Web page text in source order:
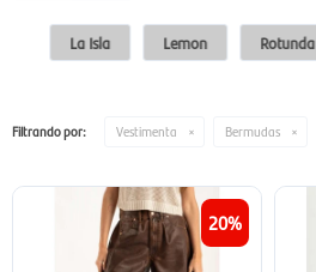
La Isla Lemon Rotunda
Filtrando por: Vestimenta Bermudas
20